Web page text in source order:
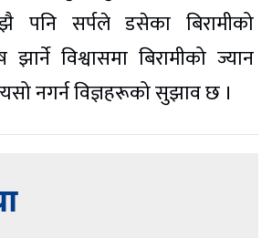
सर्पले डसेका बिरामीको
विश्वासमा बिरामीको ज्यान
नगर्न विज्ञहरूको सुझाव छ ।